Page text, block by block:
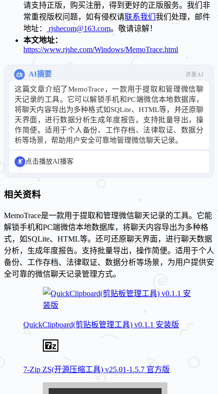
请支持正版，购买注册，得到更好的正版服务。我们非
常重视版权问题，如有侵权请联系我们 我们处理，邮件
地址：
rjshecom@163.com。敬请谅解！
本文地址：
https://www.rjshe.com/Windows/MemoTrace.html
AI摘要 洪墨AI
这篇文章介绍了MemoTrace，一款用于提取和管理微信聊
天记录的工具。它可以解锁手机和PC端微信本地数据库，
将聊天内容导出为多种格式如SQLite、HTML等，并还原聊
天界面，进行数据分析生成年度报告。支持批量导出，操
作简便。适用于个人备份、工作存档、法律取证、数据分
析等场景，帮助用户安全可靠地管理微信聊天记录。
点击播放AI播客
相关资料
MemoTrace是一款用于提取和管理微信聊天记录的工具。它能
解锁手机和PC端微信本地数据库，将聊天内容导出为多种格
式，如SQLite、HTML等。还可还原聊天界面，进行聊天数据
分析，生成年度报告。支持批量导出，操作简便。适用于个人
备份、工作存档、法律取证、数据分析等场景，为用户提供安
全可靠的微信聊天记录管理方式。
QuickClipboard(剪贴板管理工具) v0.1.1 安装版
7-Zip ZS(开源压缩工具) v25.01-1.5.7 官方版